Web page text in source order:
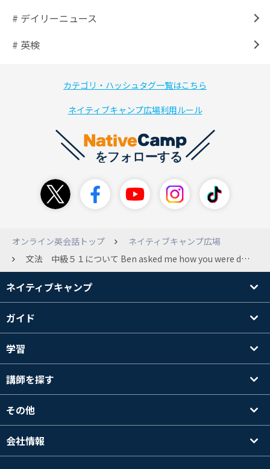
# デイリーニュース
# 英検
カテゴリ・ハッシュタグ一覧はこちら
ネイティブキャンプ広場利用ルール
オンライン英会話トップ
ネイティブキャンプ広場
文法 中級５１について Ben asked me how you were doing. How was your day? この文章は””がないので間接話法かと思うのですが Ben asked me how I was doing. How my day was? の文章にはならないのでしょうか？ それとも””を入れ忘れた直接話法でしょうか？ レッスンで先生に聞いたのですが理解できなかったので、教えてください。
ネイティブキャンプ
ガイド
学習
講師を探す
その他
会社情報